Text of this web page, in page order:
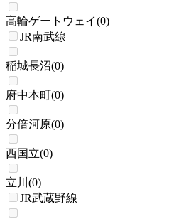
高輪ゲートウェイ(0)
JR南武線
稲城長沼(0)
府中本町(0)
分倍河原(0)
西国立(0)
立川 (0)
JR武蔵野線